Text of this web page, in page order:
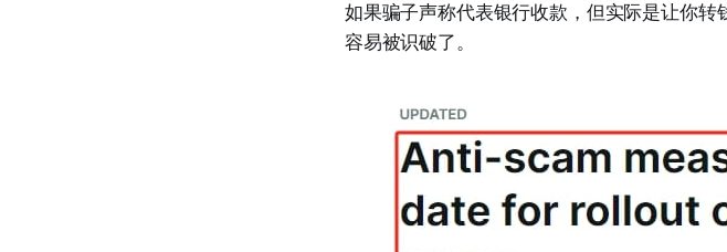
如果骗子声称代表银行收款，但实际是让你
容易被识破了。